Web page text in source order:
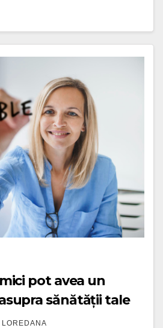
pot avea un
sănătății tale
LOREDANA